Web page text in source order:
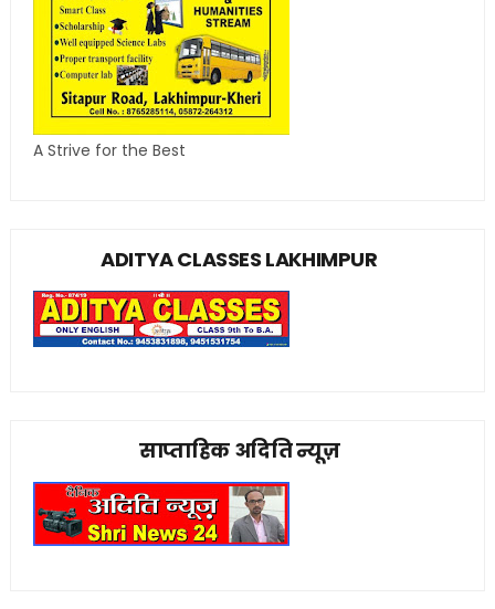
A Strive for the Best
ADITYA CLASSES LAKHIMPUR
साप्ताहिक अदिति न्यूज़